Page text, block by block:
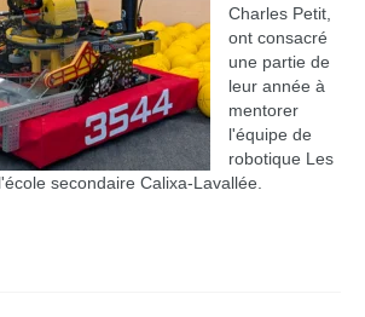
Charles Petit,
ont consacré
une partie de
leur année à
mentorer
l'équipe de
robotique Les
secondaire Calixa-Lavallée.